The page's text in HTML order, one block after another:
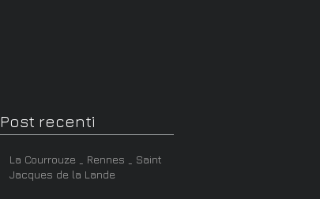
Post recenti
La Courrouze _ Rennes _ Saint
Jacques de la Lande